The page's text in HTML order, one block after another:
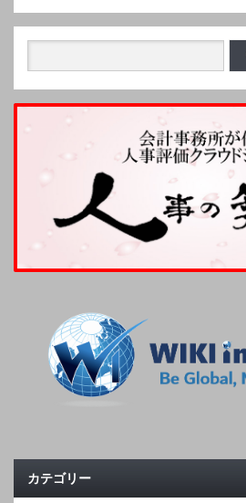
カテゴリー